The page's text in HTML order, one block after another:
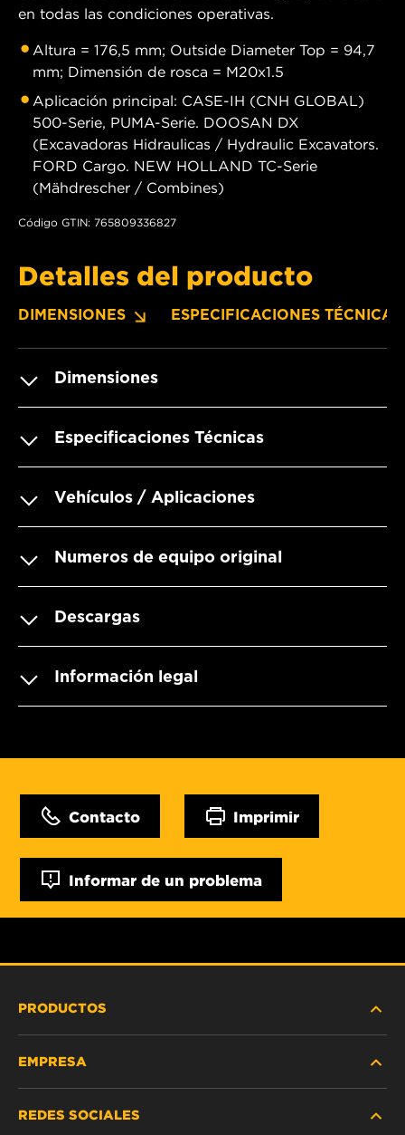
en todas las condiciones operativas.
Altura = 176,5 mm; Outside Diameter Top = 94,7
mm; Dimensión de rosca = M20x1.5
Aplicación principal: CASE-IH (CNH GLOBAL)
500-Serie, PUMA-Serie. DOOSAN DX
(Excavadoras Hidraulicas / Hydraulic Excavators.
FORD Cargo. NEW HOLLAND TC-Serie
(Mähdrescher / Combines)
Código GTIN: 765809336827
Detalles del producto
DIMENSIONES ESPECIFICACIONES TÉCNICAS
Dimensiones
Especificaciones Técnicas
Vehículos / Aplicaciones
Numeros de equipo original
Descargas
Información legal
Contacto Imprimir
Informar de un problema
PRODUCTOS
VEHÍCULOS LIVIANOS Y COMERCIALES
EMPRESA
REDES SOCIALES